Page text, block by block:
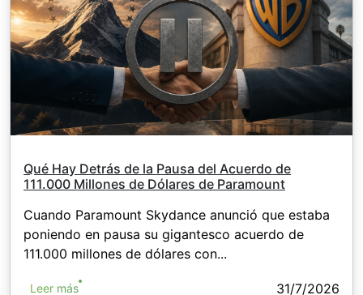
Qué Hay Detrás de la Pausa del Acuerdo de
111.000 Millones de Dólares de Paramount
Cuando Paramount Skydance anunció que estaba
poniendo en pausa su gigantesco acuerdo de
111.000 millones de dólares con...
Leer más 31/7/2026